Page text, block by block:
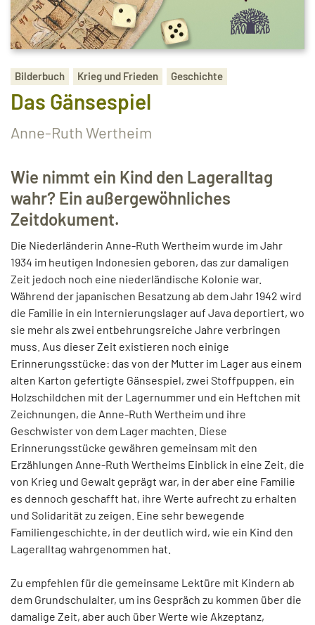
Bilderbuch Krieg und Frieden Geschichte
Das Gänsespiel
Anne-Ruth Wertheim
Wie nimmt ein Kind den Lageralltag
wahr? Ein außergewöhnliches
Zeitdokument.
Die Niederländerin Anne-Ruth Wertheim wurde im Jahr
1934 im heutigen Indonesien geboren, das zur damaligen
Zeit jedoch noch eine niederländische Kolonie war.
Während der japanischen Besatzung ab dem Jahr 1942 wird
die Familie in ein Internierungslager auf Java deportiert, wo
sie mehr als zwei entbehrungsreiche Jahre verbringen
muss. Aus dieser Zeit existieren noch einige
Erinnerungsstücke: das von der Mutter im Lager aus einem
alten Karton gefertigte Gänsespiel, zwei Stoffpuppen, ein
Holzschildchen mit der Lagernummer und ein Heftchen mit
Zeichnungen, die Anne-Ruth Wertheim und ihre
Geschwister von dem Lager machten. Diese
Erinnerungsstücke gewähren gemeinsam mit den
Erzählungen Anne-Ruth Wertheims Einblick in eine Zeit, die
von Krieg und Gewalt geprägt war, in der aber eine Familie
es dennoch geschafft hat, ihre Werte aufrecht zu erhalten
und Solidarität zu zeigen. Eine sehr bewegende
Familiengeschichte, in der deutlich wird, wie ein Kind den
Lageralltag wahrgenommen hat.
Zu empfehlen für die gemeinsame Lektüre mit Kindern ab
dem Grundschulalter, um ins Gespräch zu kommen über die
damalige Zeit, aber auch über Werte wie Akzeptanz,